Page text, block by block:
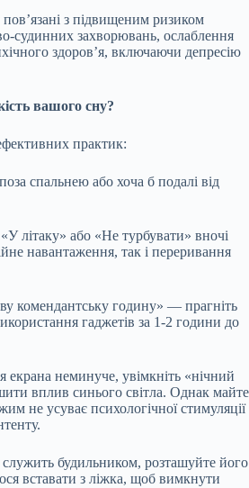
з підвищеним ризиком
судинних захворювань, ослаблення
здоров’я, включаючи депресію
вашого сну?
практик:
спальнею або хоча б подалі від
літаку» або «Не турбувати» вночі
навантаження, так і переривання
комендантську годину» — прагніть
гаджетів за 1-2 години до
неминуче, увімкніть «нічний
вплив синього світла. Однак майте
не усуває психологічної стимуляції
будильником, розташуйте його
вставати з ліжка, щоб вимкнути